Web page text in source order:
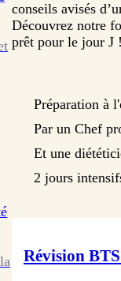
conseils avisés
Découvrez notre
prêt pour le jour J !
Préparation à
Par un Chef
Et une
2 jours
Révision